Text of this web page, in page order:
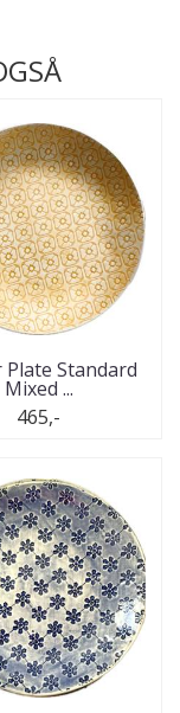
Standard
Mixed ...
465,-